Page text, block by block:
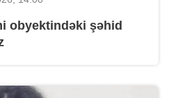
obyektindəki şəhid